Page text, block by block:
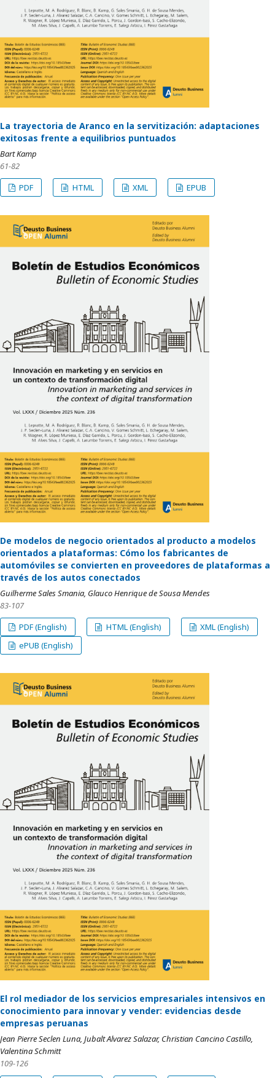
La trayectoria de Aranco en la servitización: adaptaciones
exitosas frente a equilibrios puntuados
Bart Kamp
61-82
PDF
HTML XML EPUB
De modelos de negocio orientados al producto a modelos
orientados a plataformas: Cómo los fabricantes de
automóviles se convierten en proveedores de plataformas a
través de los autos conectados
Guilherme Sales Smania, Glauco Henrique de Sousa Mendes
83-107
PDF (English)
HTML (English)
XML (English)
ePUB (English)
El rol mediador de los servicios empresariales intensivos en
conocimiento para innovar y vender: evidencias desde
empresas peruanas
Jean Pierre Seclen Luna, Jubalt Alvarez Salazar, Christian Cancino Castillo,
Valentina Schmitt
109-126